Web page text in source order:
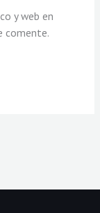
y web en
comente.